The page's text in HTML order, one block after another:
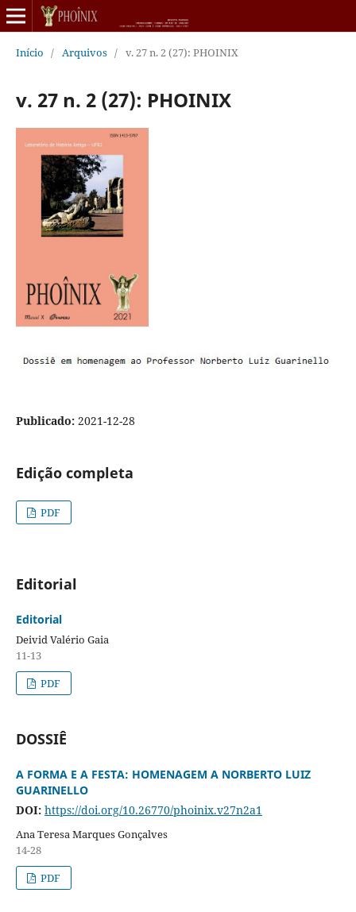
Início / Arquivos / v. 27 n. 2 (27): PHOINIX
v. 27 n. 2 (27): PHOINIX
Publicado: 2021-12-28
Edição completa
PDF
Editorial
Editorial
Deivid Valério Gaia
11-13
PDF
DOSSIÊ
A FORMA E A FESTA: HOMENAGEM A NORBERTO LUIZ
GUARINELLO
DOI: https://doi.org/10.26770/phoinix.v27n2a1
Ana Teresa Marques Gonçalves
14-28
PDF